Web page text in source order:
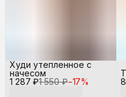
1 287 ₽1 550 ₽−17%
Худи утепленное с
начесом